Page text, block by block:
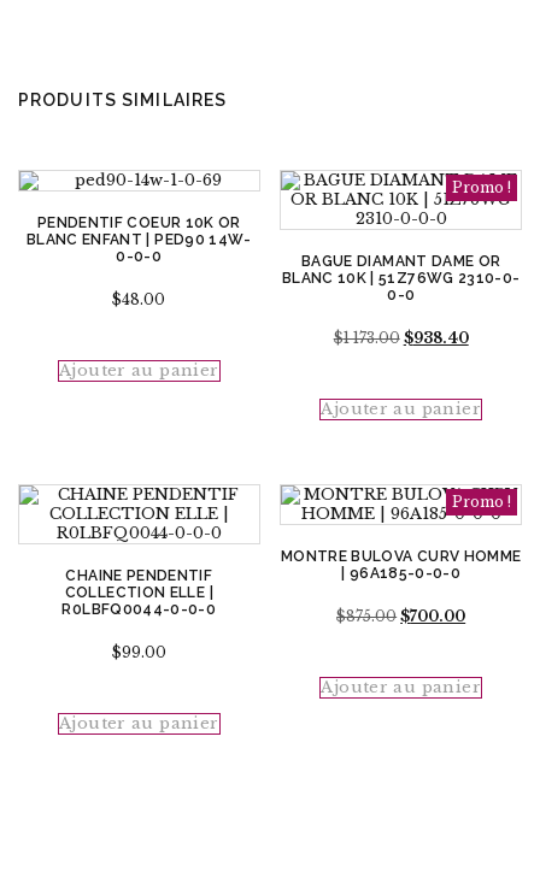
PRODUITS SIMILAIRES
PENDENTIF COEUR 10K OR
BLANC ENFANT | PED90 14W-
0-0-0
$48.00
Ajouter au panier
Promo !
BAGUE DIAMANT DAME OR
BLANC 10K | 51Z76WG 2310-0-
0-0
$1 173.00 Le
$1
$938.40Le
$938.40.
Ajouter au panier
CHAINE PENDENTIF
COLLECTION ELLE |
R0LBFQ0044-0-0-0
$99.00
Ajouter au panier
Promo !
MONTRE BULOVA CURV HOMME
| 96A185-0-0-0
$875.00Le
$875.00.
$700.00Le
$700.00.
Ajouter au panier